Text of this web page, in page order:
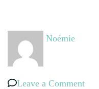
Noémie
Leave a Commenton